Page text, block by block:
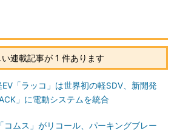
い連載記事が 1 件あります
EV「ラッコ」は世界初の軽SDV、新開発
」に電動システムを統合
コムス」がリコール、パーキングブレー